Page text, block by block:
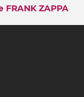
FRANK ZAPPA